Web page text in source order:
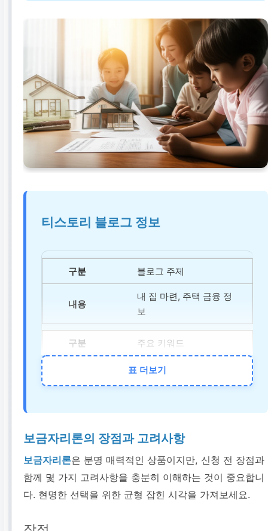
티스토리 블로그 정보
블로그 주제
내 집 마련, 주택 금융 정
보
주요 키워드
보금자리론, 주택담보대
출, 내집마련
추천 콘텐츠
보금자리론 자격 조건 상
세 분석, 대출 한도 늘리는
예약 버튼 (상담 신청)
표 더보기
보금자리론의 장점과 고려사항
보금자리론은 분명 매력적인 상품이지만, 신청 전 장점과
함께 몇 가지 고려사항을 충분히 이해하는 것이 중요합니
다. 현명한 선택을 위한 균형 잡힌 시각을 가져보세요.